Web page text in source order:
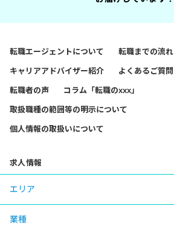
転職エージェントについて 転職までの流れ
キャリアアドバイザー紹介 よくあるご質問
転職者の声 コラム「転職のxxx」
取扱職種の範囲等の明示について
個人情報の取扱いについて
求人情報
エリア
業種